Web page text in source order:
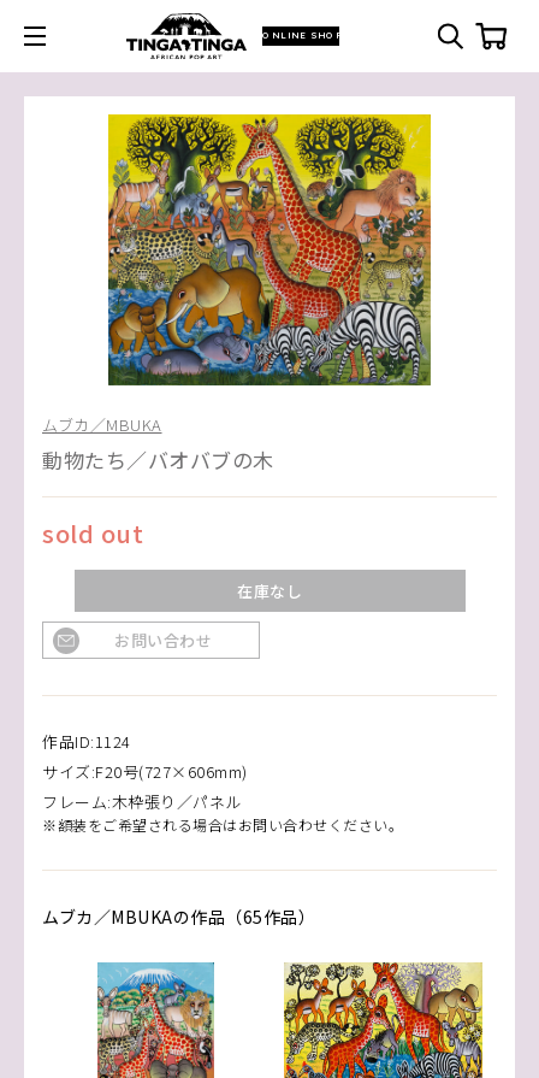
ONLINE SHOP
ムブカ／MBUKA
動物たち／バオバブの木
sold out
在庫なし
お問い合わせ
作品ID:1124
サイズ:F20号(727×606mm)
フレーム:木枠張り／パネル
※額装をご希望される場合はお問い合わせください。
ムブカ／MBUKAの作品（65作品）